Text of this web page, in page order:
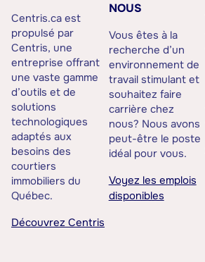
Centris.ca est
propulsé par
Centris, une
entreprise offrant
une vaste gamme
d’outils et de
solutions
technologiques
adaptés aux
besoins des
courtiers
immobiliers du
Québec.
Découvrez Centris
NOUS
Vous êtes à la
recherche d’un
environnement de
travail stimulant et
souhaitez faire
carrière chez
nous? Nous avons
peut-être le poste
idéal pour vous.
Voyez les emplois
disponibles